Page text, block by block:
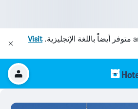
متوفر أيضاً باللغة الإنجليزية.Visit